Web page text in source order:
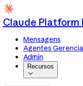
Claude Platform
Mensagens
Agentes
Admin
Recursos
